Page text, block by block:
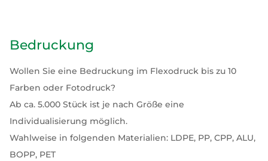
Bedruckung
Wollen Sie eine Bedruckung im Flexodruck bis zu 10
Farben oder Fotodruck?
Ab ca. 5.000 Stück ist je nach Größe eine
Individualisierung möglich.
Wahlweise in folgenden Materialien: LDPE, PP, CPP, ALU,
BOPP, PET